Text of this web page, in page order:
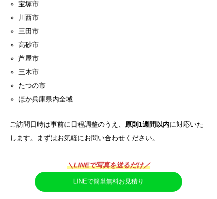
宝塚市
川西市
三田市
高砂市
芦屋市
三木市
たつの市
ほか兵庫県内全域
ご訪問日時は事前に日程調整のうえ、 原則1週間以内に対応いた
します。まずはお気軽にお問い合わせください。
＼LINEで写真を送るだけ／
LINEで簡単無料お見積り